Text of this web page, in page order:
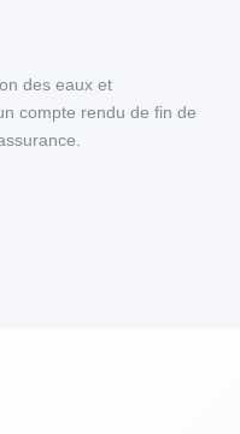
des eaux et
compte rendu de fin de